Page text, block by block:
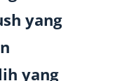
yang
yang